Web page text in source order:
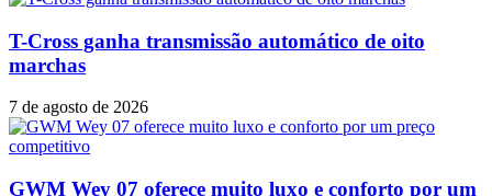
T-Cross ganha transmissão automático de oito
marchas
7 de agosto de 2026
GWM Wey 07 oferece muito luxo e conforto por um